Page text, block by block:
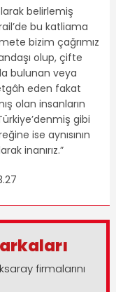
belirlemiş
bu katliama
bizim çağrımız
olup, çifte
bulunan veya
eden fakat
olan insanların
gibi
ise aynısının
inanırız.”
firmalarını